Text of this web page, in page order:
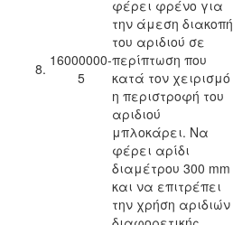
8. 16000000-
5
φέρει φρένο για
την άμεση διακοπή
του αριδιού σε
περίπτωση που
κατά τον χειρισμό
η περιστροφή του
αριδιού
μπλοκάρει. Να
φέρει αρίδι
διαμέτρου 300 mm
και να επιτρέπει
την χρήση αριδιών